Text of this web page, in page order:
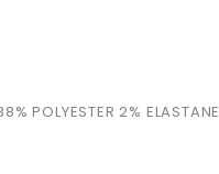
POLYESTER 2% ELASTANE